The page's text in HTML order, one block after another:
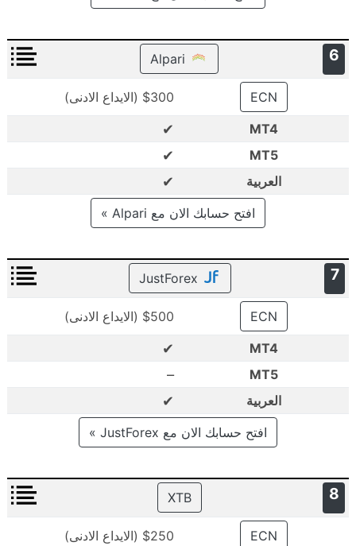
6
ECN
$300 (الايداع الادنى)
MT4
✔
MT5
✔
العربية ✔
افتح حسابك الان مع Alpari »
7
ECN
$500 (الايداع الادنى)
MT4
✔
MT5
–
العربية ✔
افتح حسابك الان مع JustForex »
8
XTB
ECN
$250 (الايداع الادنى)